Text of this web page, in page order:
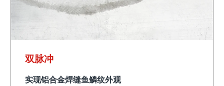
双脉冲
实现铝合金焊缝鱼鳞纹外观